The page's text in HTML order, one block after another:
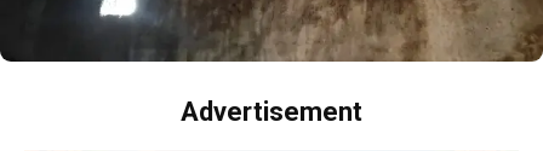
Advertisement